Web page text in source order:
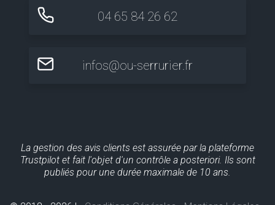
04 65 84 26 62
infos@ou-serrurier.fr
La gestion des avis clients est assurée par la plateforme
Trustpilot et fait l'objet d'un contrôle a posteriori. Ils sont
publiés pour une durée maximale de 10 ans.